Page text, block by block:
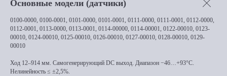
Основные модели (датчики)
0100-0000, 0100-0001, 0101-0000, 0101-0001, 0111-0000, 0111-0001, 0112-0000,
0112-0001, 0113-0000, 0113-0001, 0114-00000, 0114-00001, 0122-00010, 0123-
00010, 0124-00010, 0125-00010, 0126-00010, 0127-00010, 0128-00010, 0129-
00010
Ход 12–914 мм. Самогенерирующий DC выход. Диапазон −46…+93°C.
Нелинейность ≤ ±2,5%.